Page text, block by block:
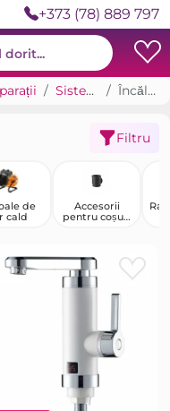
+373 (78) 889 797
Sisteme de încălzire Încălzitoare de apă
Filtru
de
cald
Accesorii
pentru coșuri